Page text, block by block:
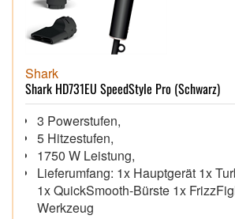
Shark
Shark HD731EU SpeedStyle Pro (Schwarz)
3 Powerstufen,
5 Hitzestufen,
1750 W Leistung,
Lieferumfang: 1x Hauptgerät 1x
1x QuickSmooth-Bürste 1x
Werkzeug